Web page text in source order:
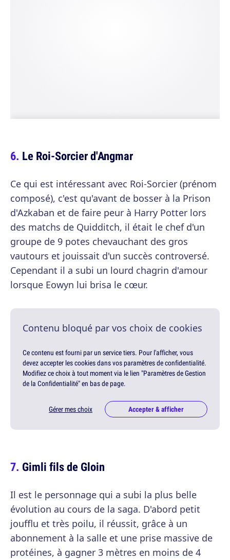
Le Roi-Sorcier d'Angmar
Ce qui est intéressant avec Roi-Sorcier (prénom
composé), c'est qu'avant de bosser à la Prison
d'Azkaban et de faire peur à Harry Potter lors
des matchs de Quidditch, il était le chef d'un
groupe de 9 potes chevauchant des gros
vautours et jouissait d'un succès controversé.
Cependant il a subi un lourd chagrin d'amour
lorsque Eowyn lui brisa le cœur.
Contenu bloqué par vos choix de cookies
Ce contenu est fourni par un service tiers. Pour l'afficher, vous
devez accepter les cookies dans vos paramètres de confidentialité.
Modifiez ce choix à tout moment via le lien "Paramètres de Gestion
de la Confidentialité" en bas de page.
Gérer mes choix Accepter & afficher
Gimli fils de Gloin
Il est le personnage qui a subi la plus belle
évolution au cours de la saga. D'abord petit
joufflu et très poilu, il réussit, grâce à un
abonnement à la salle et une prise massive de
protéines, à gagner 3 mètres en moins de 4